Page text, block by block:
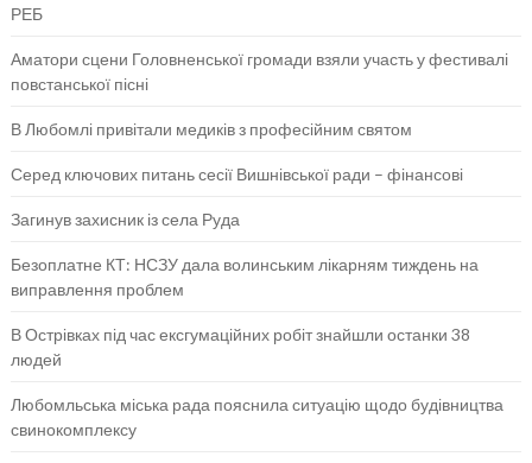
РЕБ
Аматори сцени Головненської громади взяли участь у фестивалі
повстанської пісні
В Любомлі привітали медиків з професійним святом
Серед ключових питань сесії Вишнівської ради – фінансові
Загинув захисник із села Руда
Безоплатне КТ: НСЗУ дала волинським лікарням тиждень на
виправлення проблем
В Острівках під час ексгумаційних робіт знайшли останки 38
людей
Любомльська міська рада пояснила ситуацію щодо будівництва
свинокомплексу